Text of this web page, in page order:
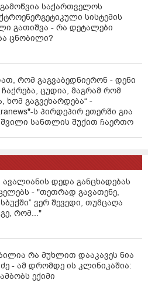
საქართველოს
სისტემის
გათიშვა - რა დეტალები
ცნობილი?
რომ გაგვაბედნიერონ - დენი
ცუდია, მაგრამ რომ
ხომ გაგვეხარდება“ -
ს პირდეპირ ეთერში გია
სანთლის შუქით ჩაერთო
ავალიანის დედა განცხადებას
- "თეთრად გავათენე,
ვერ შევედი, თუმცაღა
რომ..."
რა მუხლით დააკავეს ნია
- ამ დრომდე ის კლინიკაშია:
ექიმი